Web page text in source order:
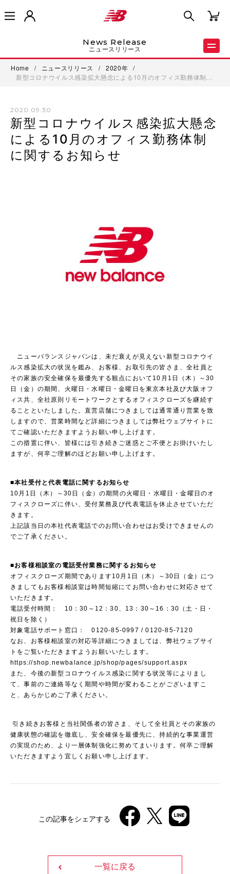
News Release
ニュースリリース
Home / ニュースリリース / 2020年
/
新型コロナウイルス感染拡大懸念による10月のオフィス勤務体制…
2020.09.30
新型コロナウイルス感染拡大懸念
による10月のオフィス勤務体制
に関するお知らせ
ニューバランスジャパンは、未だ衰えが見えない新型コロナウイ
ルス感染拡大の状況を鑑み、お客様、お取引先の皆さま、全社員と
その家族の安全確保を最優先する観点において10月1日（木）～30
日（金）の期間、火曜日・水曜日・金曜日を東京本社及び大阪オフ
ィス共、全社原則リモートワークとするオフィスクローズを継続す
ることといたしました。直営店舗につきましては通常通り営業を致
しますので、営業時間など詳細につきましては弊社ウェブサイトに
てご確認いただきますようお願い申し上げます。
この措置に伴い、皆様には引き続きご迷惑とご不便とお掛けいたし
ますが、何卒ご理解のほどお願い申し上げます。
■本社受付と代表電話に関するお知らせ
10月1日（木）～30日（金）の期間の火曜日・水曜日・金曜日のオ
フィスクローズに伴い、受付業務及び代表電話を休止させていただ
きます。
上記該当日の本社代表電話でのお問い合わせはお受けできませんの
でご了承ください。
■お客様相談室の電話受付業務に関するお知らせ
オフィスクローズ期間であります10月1日（木）～30日（金）につ
きましてもお客様相談室は時間短縮にてお問い合わせに対応させて
いただきます。
電話受付時間： 10：30～12：30、13：30～16：30（土・日・
祝日を除く）
対象電話サポート窓口： 0120-85-0997 / 0120-85-7120
なお、お客様相談室の対応等詳細につきましては、弊社ウェブサイ
トをご覧いただきますようお願いいたします。
https://shop.newbalance.jp/shop/pages/support.aspx
また、今後の新型コロナウイルス感染に関する状況等によりまし
て、事前のご連絡等なく期間や時間が変わることがございますこ
と、あらかじめご了承ください。
引き続きお客様と当社関係者の皆さま、そして全社員とその家族の
健康状態の確認を徹底し、安全確保を最優先に、持続的な事業運営
の実現のため、より一層体制強化に努めてまいります。何卒ご理解
いただきますよう宜しくお願い申し上げます。
この記事をシェアする
一覧に戻る